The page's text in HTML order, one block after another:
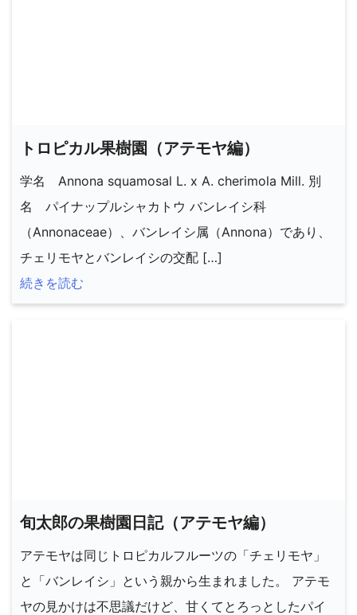
トロピカル果樹園（アテモヤ編）
学名 Annona squamosal L. x A. cherimola Mill. 別
名 パイナップルシャカトウ バンレイシ科
（Annonaceae）、バンレイシ属（Annona）であり、
チェリモヤとバンレイシの交配 […]
続きを読む
旬太郎の果樹園日記（アテモヤ編）
アテモヤは同じトロピカルフルーツの「チェリモヤ」
と「バンレイシ」という親から生まれました。 アテモ
ヤの見かけは不思議だけど、甘くてとろっとしたパイ